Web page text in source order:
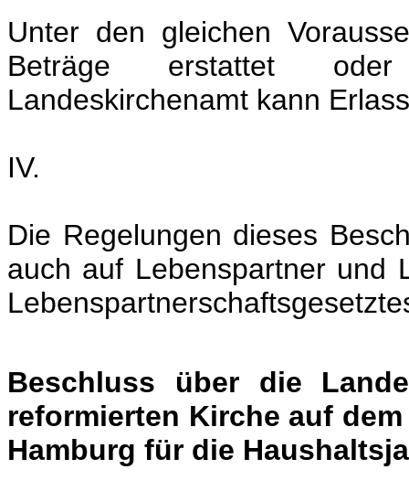
Unter den gleichen
Beträge erstattet
Landeskirchenamt kann
IV.
Die Regelungen dieses
auch auf Lebenspartner und
Beschluss über die
reformierten Kirche auf
Hamburg für die